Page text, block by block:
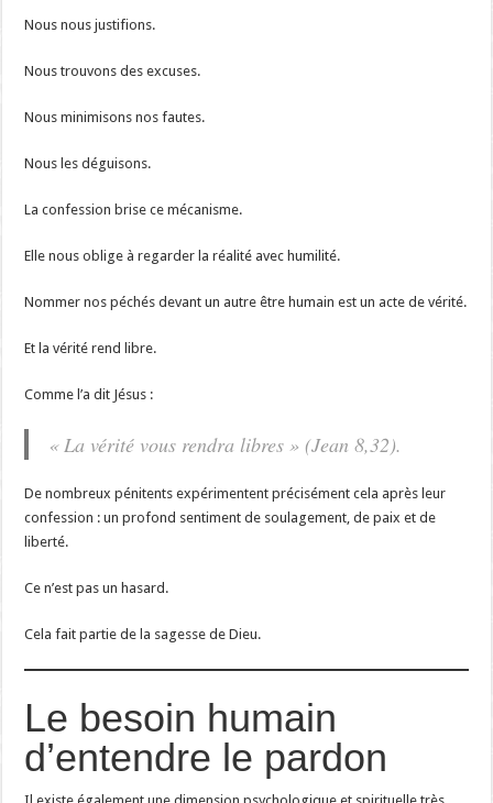
Nous nous justifions.
Nous trouvons des excuses.
Nous minimisons nos fautes.
Nous les déguisons.
La confession brise ce mécanisme.
Elle nous oblige à regarder la réalité avec humilité.
Nommer nos péchés devant un autre être humain est un acte de vérité.
Et la vérité rend libre.
Comme l’a dit Jésus :
« La vérité vous rendra libres » (Jean 8,32).
De nombreux pénitents expérimentent précisément cela après leur
confession : un profond sentiment de soulagement, de paix et de
liberté.
Ce n’est pas un hasard.
Cela fait partie de la sagesse de Dieu.
Le besoin humain
d’entendre le pardon